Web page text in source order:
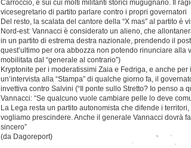
Carroccio, e sui cui molti militanti storici mugugnano. Il
vicesegretario di partito parlare contro i propri governatori
Del resto, la scalata del cantore della “X mas” al partito è
Nord-est: Vannacci è considerato un alieno, che
in un partito di estrema destra nazionale, prendendo il
quest’ultimo per ora abbozza non potendo rinunciare
mobilitata dal “generale al contrario”)
Kryptonite per i moderatissimi Zaia e Fedriga, e anche
un’intervista alla “Stampa” di qualche giorno fa, il
invettiva contro Salvini (“Il ponte sullo Stretto? Io penso a
Vannacci: “Se qualcuno vuole cambiare pelle lo deve
La Lega resta un partito autonomista che difende i
vogliamo prescindere. Anche il generale Vannacci dovrà
sincero”
(da Dagoreport)